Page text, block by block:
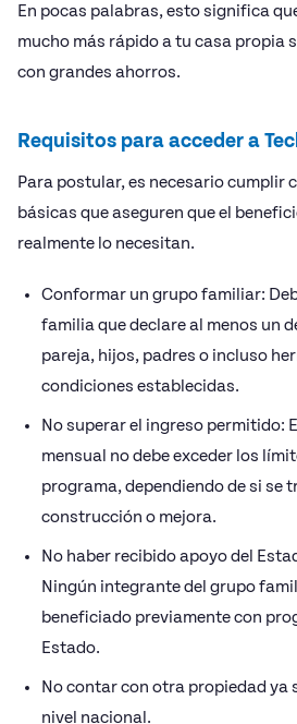
En pocas palabras, esto significa
mucho más rápido a tu casa propia
con grandes ahorros.
Requisitos para acceder a
Para postular, es necesario cumplir
básicas que aseguren que el
realmente lo necesitan.
Conformar un grupo familiar:
familia que declare al menos un
pareja, hijos, padres o incluso
condiciones establecidas.
No superar el ingreso permitido:
mensual no debe exceder los
programa, dependiendo de si se
construcción o mejora.
No haber recibido apoyo del
Ningún integrante del grupo
beneficiado previamente con
Estado.
No contar con otra propiedad ya
nivel nacional.